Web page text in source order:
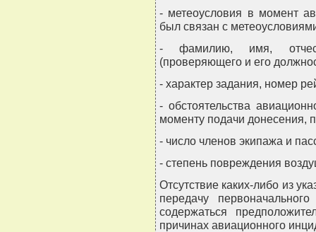
- метеоусловия в момент
был связан с
- фамилию, имя,
(проверяющего и его
- характер задания, номер
- обстоятельства
моменту подачи донесения,
- число членов экипажа и
- степень повреждения
Отсутствие каких-либо из
передачу
содержаться
причинах авиационного